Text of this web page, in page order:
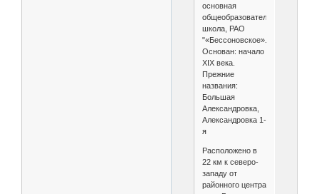
основная
общеобразовательная
школа, РАО
"«Бессоновское».
Основан: начало
XIX века.
Прежние
названия:
Большая
Александровка,
Александровка 1-
я
Расположено в
22 км к северо-
западу от
районного центра